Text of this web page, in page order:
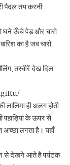
पैदल तय करनी
ऊँचे पेड़ और चारो
का है जब चारो
तस्वीरें देख दिल
ही अलग होती
पहाड़ियां के ऊपर से
अच्छा लगता है। यहाँ
से देखने आते है पर्यटक